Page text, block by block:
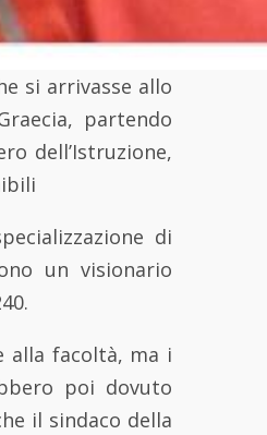
si arrivasse allo
partendo
dell’Istruzione,
di
un visionario
alla facoltà, ma i
poi dovuto
il sindaco della